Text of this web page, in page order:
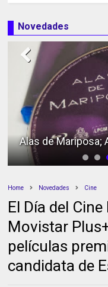
Novedades
Alas de Mariposa;
Home Novedades Cine
El Día del
Movistar
películas
candidata de